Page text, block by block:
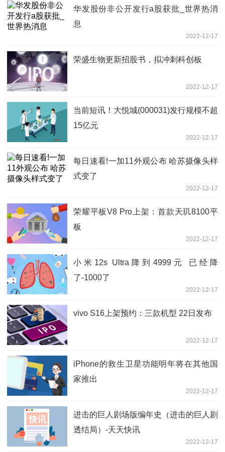
华发股份非公开发行a股获批_世界热消
息
2022-12-17
荣盛生物更新招股书，拟冲刺科创板
2022-12-17
当前短讯！大悦城(000031)发行规模不超
15亿元
2022-12-17
每日速看!一加11外观公布 哈苏摄像头样
式变了
2022-12-17
荣耀平板V8 Pro上架：首款天玑8100平
板
2022-12-17
小米12s Ultra降到4999元 已经降
了-1000了
2022-12-17
vivo S16上架预约：三款机型 22日发布
2022-12-17
iPhone的救生卫星功能明年将在其他国
家推出
2022-12-17
进击的巨人剧场版编年史（进击的巨人剧
透结局）-天天快讯
2022-12-17